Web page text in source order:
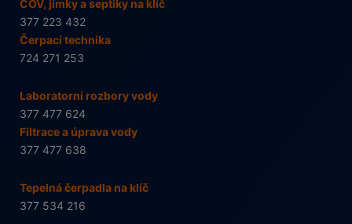
ČOV, jímky a septiky na klíč
377 223 432
Čerpací technika
724 271 253
Laboratorní rozbory vody
377 477 624
Filtrace a úprava vody
377 477 638
Tepelná čerpadla na klíč
377 534 216